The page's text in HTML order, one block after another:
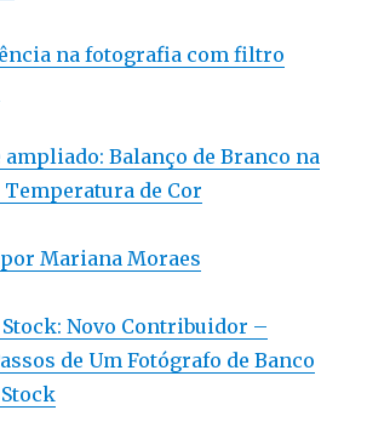
na fotografia com filtro
ampliado: Balanço de Branco na
de Cor
Mariana Moraes
Novo Contribuidor –
de Um Fotógrafo de Banco